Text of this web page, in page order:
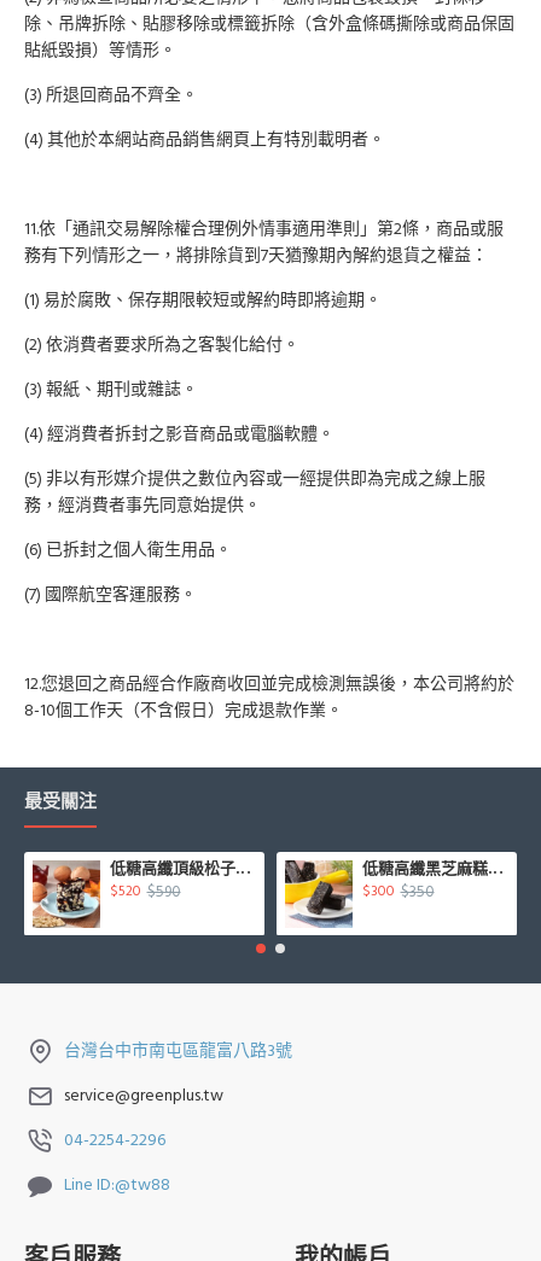
除、吊牌拆除、貼膠移除或標籤拆除（含外盒條碼撕除或商品保固
貼紙毀損）等情形。
(3) 所退回商品不齊全。
(4) 其他於本網站商品銷售網頁上有特別載明者。
11.依「通訊交易解除權合理例外情事適用準則」第2條，商品或服
務有下列情形之一，將排除貨到7天猶豫期內解約退貨之權益：
(1) 易於腐敗、保存期限較短或解約時即將逾期。
(2) 依消費者要求所為之客製化給付。
(3) 報紙、期刊或雜誌。
(4) 經消費者拆封之影音商品或電腦軟體。
(5) 非以有形媒介提供之數位內容或一經提供即為完成之線上服
務，經消費者事先同意始提供。
(6) 已拆封之個人衛生用品。
(7) 國際航空客運服務。
12.您退回之商品經合作廠商收回並完成檢測無誤後，本公司將約於
8-10個工作天（不含假日）完成退款作業。
最受關注
低糖高纖頂級松子核桃糕450g/盒
$520 $590
低糖高纖黑芝麻糕500g/盒
$300 $350
台灣台中市南屯區龍富八路3號
service@greenplus.tw
04-2254-2296
Line ID:@tw88